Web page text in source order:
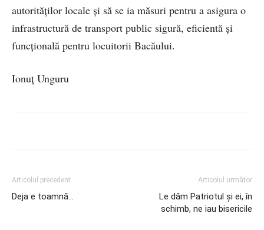
autorităților locale și să se ia măsuri pentru a asigura o
infrastructură de transport public sigură, eficientă și
funcțională pentru locuitorii Bacăului.
Ionuț Unguru
Articolul precedent
Deja e toamnă…
Articolul următor
Le dăm Patriotul și ei, în
schimb, ne iau bisericile